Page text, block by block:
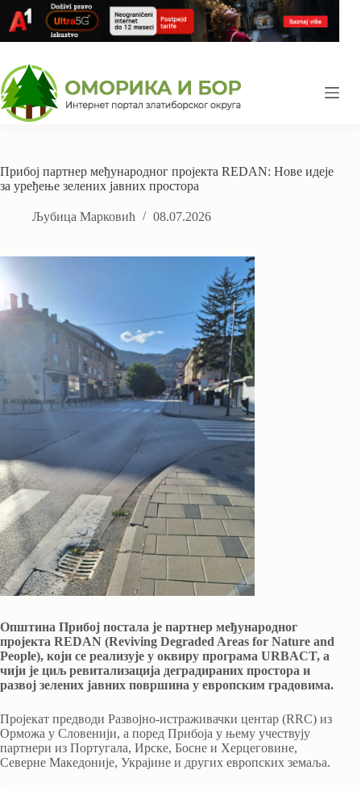
content
Прибој партнер међународног пројекта REDAN: Нове идеје
за уређење зелених јавних простора
Љубица Марковић 08.07.2026
Општина Прибој постала је партнер међународног
пројекта REDAN (Reviving Degraded Areas for Nature and
People), који се реализује у оквиру програма URBACT, а
чији је циљ ревитализација деградираних простора и
развој зелених јавних површина у европским градовима.
Пројекат предводи Развојно-истраживачки центар (RRC) из
Орможа у Словенији, а поред Прибоја у њему учествују
партнери из Португала, Ирске, Босне и Херцеговине,
Северне Македоније, Украјине и других европских земаља.